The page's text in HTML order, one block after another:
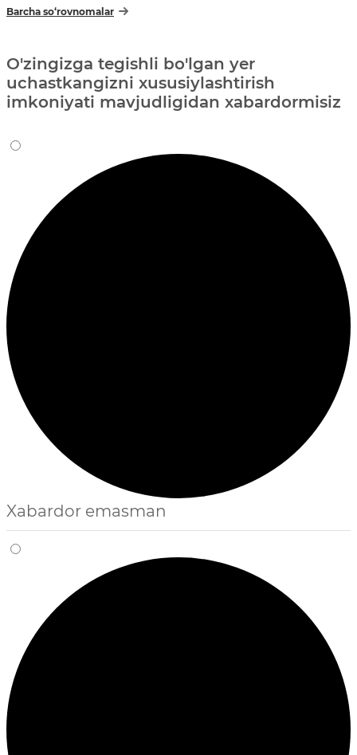
Barcha so‘rovnomalar
O'zingizga tegishli bo'lgan yer
uchastkangizni xususiylashtirish
imkoniyati mavjudligidan xabardormisiz
Xabardor emasman